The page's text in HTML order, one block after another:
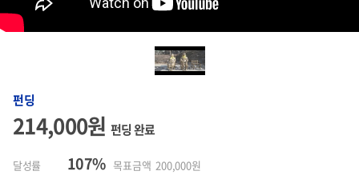
펀딩
214,000원 펀딩 완료
달성률 107% 목표금액 200,000원